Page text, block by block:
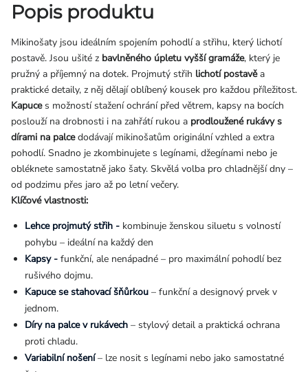
Popis produktu
Mikinošaty jsou ideálním spojením pohodlí a střihu, který lichotí
postavě. Jsou ušité z bavlněného úpletu vyšší gramáže, který je
pružný a příjemný na dotek. Projmutý střih lichotí postavěa
praktické detaily, z něj dělají oblíbený kousek pro každou příležitost.
Kapuces možností stažení ochrání před větrem, kapsy na bocích
poslouží na drobnosti i na zahřátí rukou a prodloužené rukávy s
dírami na palcedodávají mikinošatům originální vzhled a extra
pohodlí. Snadno je zkombinujete s legínami, džegínami nebo je
obléknete samostatně jako šaty. Skvělá volba pro chladnější dny –
od podzimu přes jaro až po letní večery.
Klíčové vlastnosti:
Lehce projmutý střih - kombinuje ženskou siluetu s volností
pohybu – ideální na každý den
Kapsy - funkční, ale nenápadné – pro maximální pohodlí bez
rušivého dojmu.
Kapuce se stahovací šňůrkou – funkční a designový prvek v
jednom.
Díry na palce v rukávech – stylový detail a praktická ochrana
proti chladu.
Variabilní nošení– lze nosit s legínami nebo jako samostatné